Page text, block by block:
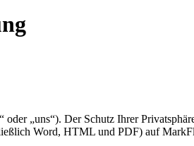
„uns“). Der Schutz Ihrer
Word, HTML und PDF) auf